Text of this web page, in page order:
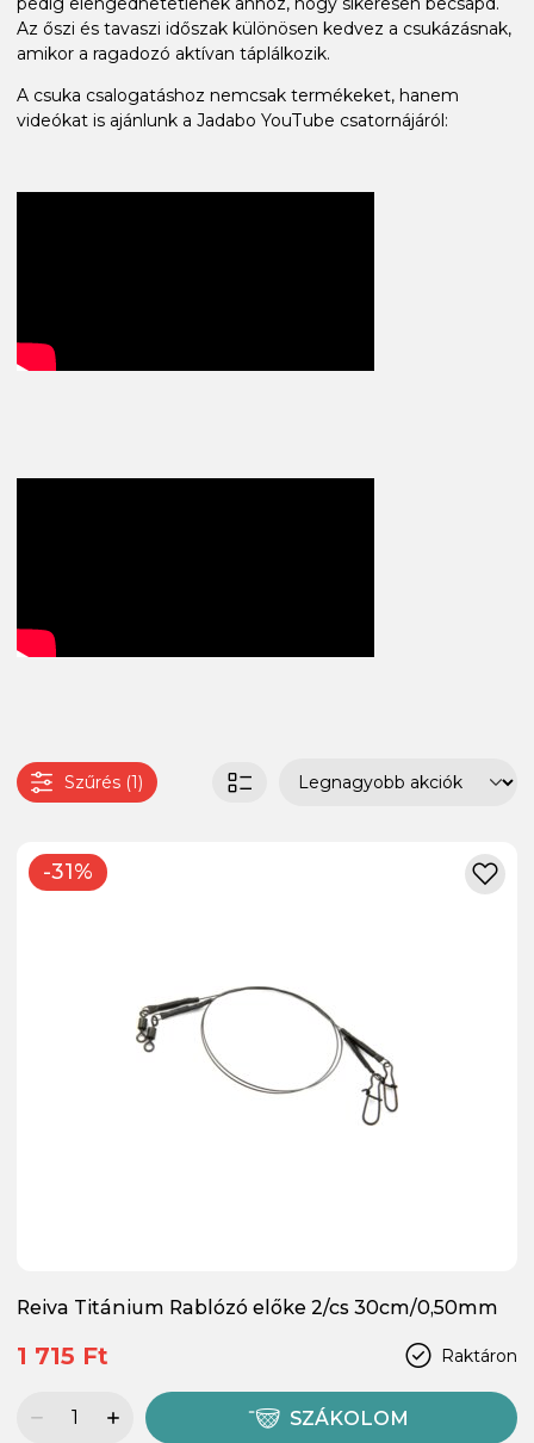
Az őszi és tavaszi időszak különösen kedvez a csukázásnak,
amikor a ragadozó aktívan táplálkozik.
A csuka csalogatáshoz nemcsak termékeket, hanem
videókat is ajánlunk a Jadabo YouTube csatornájáról:
Szűrés (1)
-31%
Reiva Titánium Rablózó előke 2/cs 30cm/0,50mm
Raktáron
1 715 Ft
SZÁKOLOM